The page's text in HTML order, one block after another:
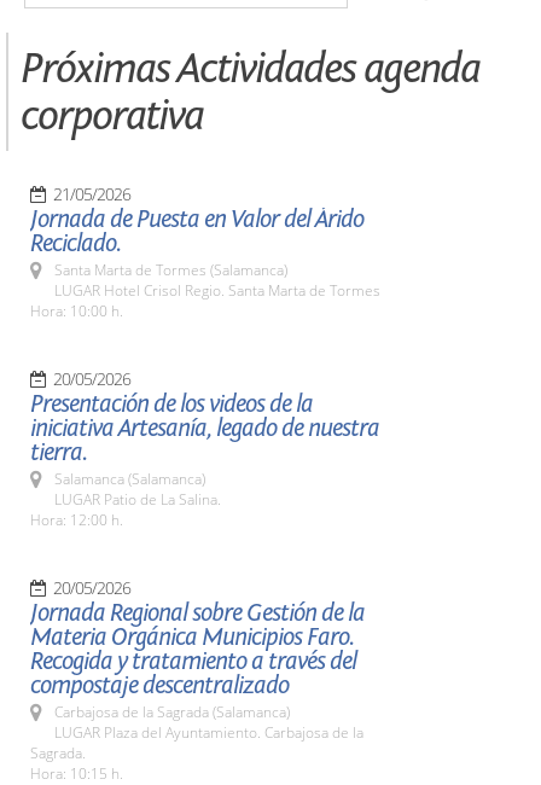
Próximas Actividades agenda
corporativa
21/05/2026
Jornada de Puesta en Valor del Árido
Reciclado.
Santa Marta de Tormes (Salamanca)
LUGAR Hotel Crisol Regio. Santa Marta de Tormes
Hora: 10:00 h.
20/05/2026
Presentación de los videos de la
iniciativa Artesanía, legado de nuestra
tierra.
Salamanca (Salamanca)
LUGAR Patio de La Salina.
Hora: 12:00 h.
20/05/2026
Jornada Regional sobre Gestión de la
Materia Orgánica Municipios Faro.
Recogida y tratamiento a través del
compostaje descentralizado
Carbajosa de la Sagrada (Salamanca)
LUGAR Plaza del Ayuntamiento. Carbajosa de la
Sagrada.
Hora: 10:15 h.